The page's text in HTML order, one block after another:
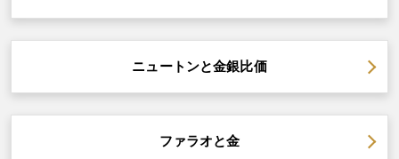
ニュートンと金銀比価
ファラオと金